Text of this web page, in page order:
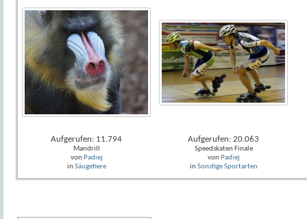
Aufgerufen: 11.794
Mandrill
von Padiej
in Säugetiere
Aufgerufen: 20.063
Speedskaten Finale
von Padiej
in Sonstige Sportarten